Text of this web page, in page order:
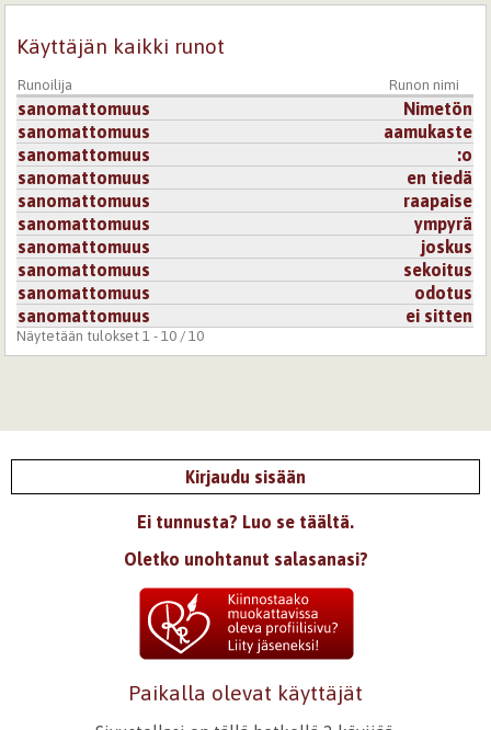
Käyttäjän kaikki runot
Runoilija Runon nimi
sanomattomuus
Nimetön
sanomattomuus
aamukaste
sanomattomuus
:o
sanomattomuus
en tiedä
sanomattomuus
raapaise
sanomattomuus
ympyrä
sanomattomuus
joskus
sanomattomuus
sekoitus
sanomattomuus
odotus
sanomattomuus
ei sitten
Näytetään tulokset 1 - 10 / 10
Kirjaudu sisään
Ei tunnusta? Luo se täältä.
Oletko unohtanut salasanasi?
Paikalla olevat käyttäjät